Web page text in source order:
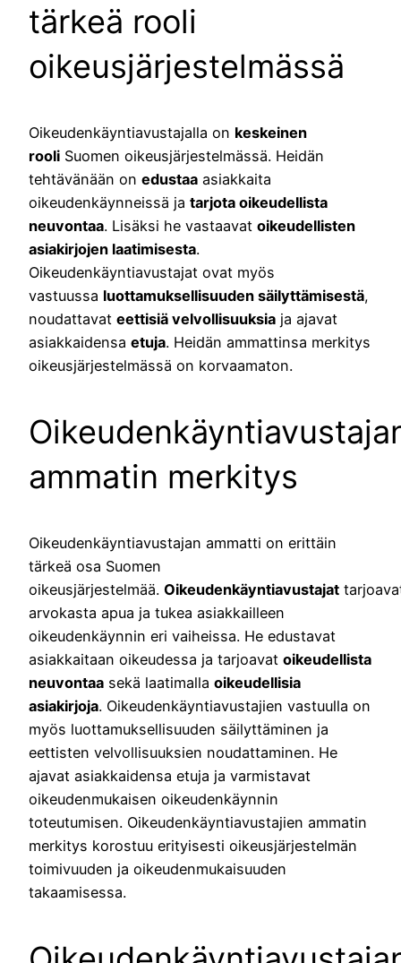
tärkeä rooli
oikeusjärjestelmässä
Oikeudenkäyntiavustajalla on keskeinen
rooli Suomen oikeusjärjestelmässä. Heidän
tehtävänään on edustaa asiakkaita
oikeudenkäynneissä ja tarjota oikeudellista
neuvontaa. Lisäksi he vastaavat oikeudellisten
asiakirjojen laatimisesta.
Oikeudenkäyntiavustajat ovat myös
vastuussa luottamuksellisuuden säilyttämisestä,
noudattavat eettisiä velvollisuuksia ja ajavat
asiakkaidensa etuja. Heidän ammattinsa merkitys
oikeusjärjestelmässä on korvaamaton.
ammatin merkitys
Oikeudenkäyntiavustajan ammatti on erittäin
tärkeä osa Suomen
oikeusjärjestelmää. Oikeudenkäyntiavustajat
arvokasta apua ja tukea asiakkailleen
oikeudenkäynnin eri vaiheissa. He edustavat
asiakkaitaan oikeudessa ja tarjoavat oikeudellista
neuvontaa sekä laatimalla oikeudellisia
asiakirjoja. Oikeudenkäyntiavustajien vastuulla on
myös luottamuksellisuuden säilyttäminen ja
eettisten velvollisuuksien noudattaminen. He
ajavat asiakkaidensa etuja ja varmistavat
oikeudenmukaisen oikeudenkäynnin
toteutumisen. Oikeudenkäyntiavustajien ammatin
merkitys korostuu erityisesti oikeusjärjestelmän
toimivuuden ja oikeudenmukaisuuden
takaamisessa.